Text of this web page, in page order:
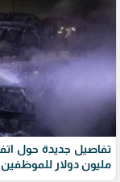
مليون دولار للموظفين